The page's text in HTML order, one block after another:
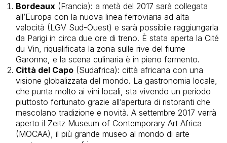
Bordeaux (Francia): a metà del 2017 sarà collegata
all’Europa con la nuova linea ferroviaria ad alta
velocità (LGV Sud-Ouest) e sarà possibile raggiungerla
da Parigi in circa due ore di treno. È stata aperta la Cité
du Vin, riqualificata la zona sulle rive del fiume
Garonne, e la scena culinaria è in pieno fermento.
Città del Capo (Sudafrica): città africana con una
visione globalizzata del mondo. La gastronomia locale,
che punta molto ai vini locali, sta vivendo un periodo
piuttosto fortunato grazie all’apertura di ristoranti che
mescolano tradizione e novità. A settembre 2017 verrà
aperto il Zeitz Museum of Contemporary Art Africa
(MOCAA), il più grande museo al mondo di arte